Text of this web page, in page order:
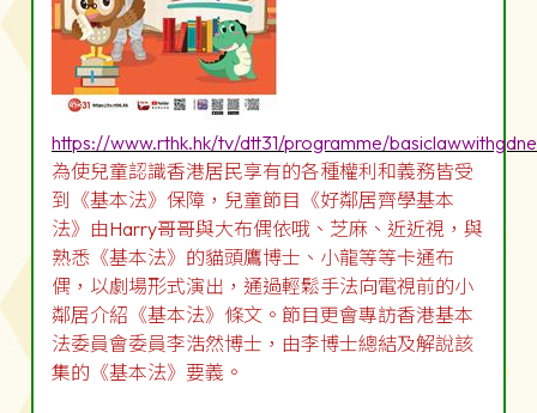
https://www.rthk.hk/tv/dtt31/programme/
為使兒童認識香港居民享有的各種權利和義務皆受
到《基本法》保障，兒童節目《好鄰居齊學基本
法》由Harry哥哥與大布偶依哦、芝麻、近近視，與
熟悉《基本法》的貓頭鷹博士、小龍等等卡通布
偶，以劇場形式演出，通過輕鬆手法向電視前的小
鄰居介紹《基本法》條文。節目更會專訪香港基本
法委員會委員李浩然博士，由李博士總結及解說該
集的《基本法》要義。